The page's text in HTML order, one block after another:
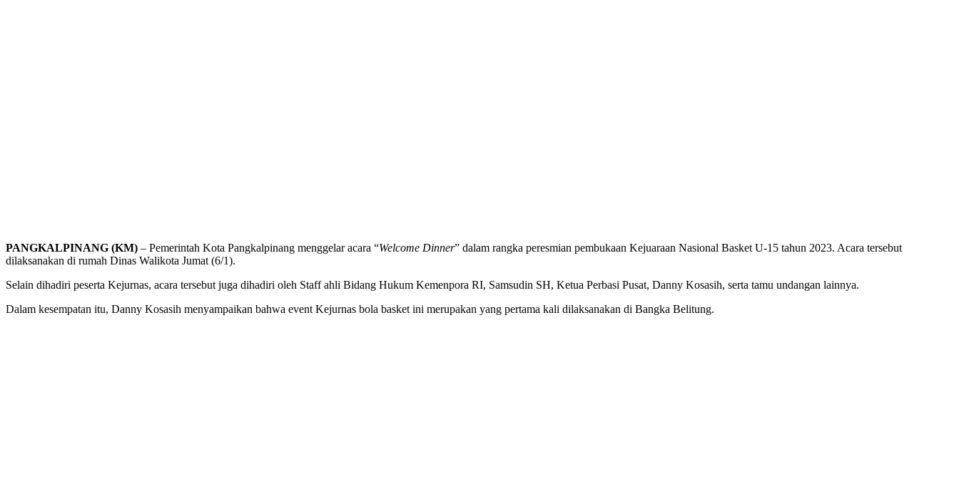
PANGKALPINANG (KM) – Pemerintah Kota Pangkalpinang menggelar acara “Welcome Dinner” dalam rangka peresmian pembukaan Kejuaraan Nasional Basket U-15 tahun 2023. Acara tersebut
dilaksanakan di rumah Dinas Walikota Jumat (6/1).
Selain dihadiri peserta Kejurnas, acara tersebut juga dihadiri oleh Staff ahli Bidang Hukum Kemenpora RI, Samsudin SH, Ketua Perbasi Pusat, Danny Kosasih, serta tamu undangan lainnya.
Dalam kesempatan itu, Danny Kosasih menyampaikan bahwa event Kejurnas bola basket ini merupakan yang pertama kali dilaksanakan di Bangka Belitung.